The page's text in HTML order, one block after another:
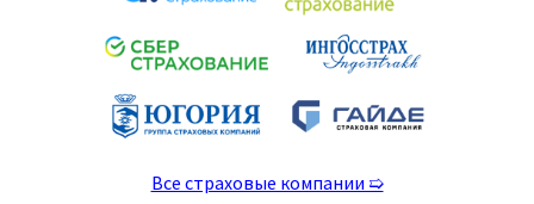
Все страховые компании ➯